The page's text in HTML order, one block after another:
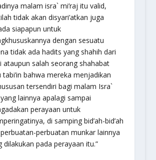
malam isra` mi’raj itu valid,
tidak akan disyari’atkan juga
siapapun untuk
dengan sesuatu
tidak ada hadits yang shahih dari
ataupun salah seorang shahabat
tabi’in bahwa mereka menjadikan
tersendiri bagi malam Isra`
lainnya apalagi sampai
perayaan untuk
di samping bid’ah-bid’ah
perbuatan munkar lainnya
dilakukan pada perayaan itu.”